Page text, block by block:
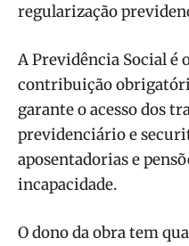
regularização
A Previdência Social é
contribuição
garante o acesso dos
previdenciário e
aposentadorias e
incapacidade.
O dono da obra tem